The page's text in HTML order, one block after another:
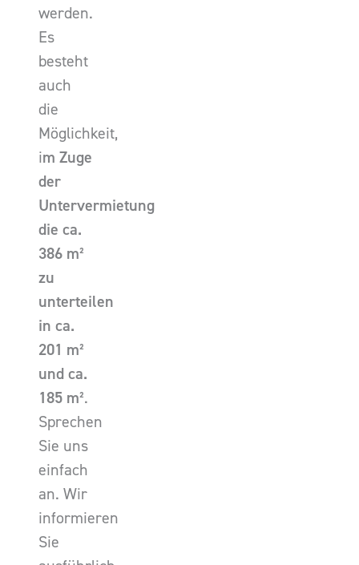
werden.
Es
besteht
auch
die
Möglichkeit,
im Zuge
der
Untervermietung
die ca.
386 m²
zu
unterteilen
in ca.
201 m²
und ca.
185 m².
Sprechen
Sie uns
einfach
an. Wir
informieren
Sie